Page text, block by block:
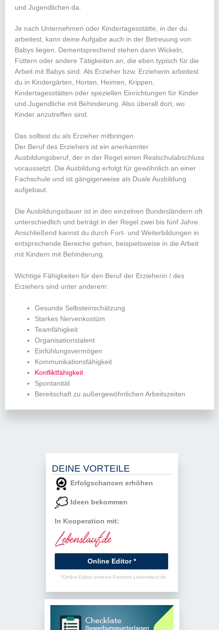
und Jugendlichen da.
Je nach Unternehmen oder Kindertagesstätte, in der du
arbeitest, kann deine Aufgabe auch in der Betreuung von
Babys liegen. Dementsprechend stehen dann Wickeln,
Füttern oder andere Tätigkeiten an, die eben typisch für die
Arbeit mit Babys sind. Als Erzieher bzw. Erzieherin arbeitest
du in Kindergärten, Horten, Heimen, Krippen,
Kindertagesstätten oder speziellen Einrichtungen für Kinder
und Jugendliche mit Behinderung. Also überall dort, wo
Kinder anzutreffen sind.
Das solltest du als Erzieher mitbringen
Der Beruf des Erziehers ist ein anerkannter
Ausbildungsberuf, der in der Regel einen Realschulabschluss
voraussetzt. Die Ausbildung erfolgt für gewöhnlich an einer
Fachschule und ist gängigerweise als Duale Ausbildung
aufgebaut.
Die Ausbildungsdauer ist in den einzelnen Bundesländern oft
unterschiedlich und beträgt in der Regel zwei bis fünf Jahre.
Anschließend kannst du durch Fort- und Weiterbildungen in
entsprechende Bereiche gehen, beispielsweise in die Arbeit
mit Kindern mit Behinderung.
Wichtige Fähigkeiten für den Beruf der Erzieherin / des
Erziehers sind unter anderem:
Gesunde Selbsteinschätzung
Starkes Nervenkostüm
Teamfähigkeit
Organisationstalent
Einfühlungsvermögen
Kommunikationsfähigkeit
Konfliktfähigkeit
Spontanität
Bereitschaft zu außergewöhnlichen Arbeitszeiten
DEINE VORTEILE
Erfolgschancen erhöhen
Ideen bekommen
In Kooperation mit:
Online Editor *
*Online-Editor unseres Partners Lebenslauf.de